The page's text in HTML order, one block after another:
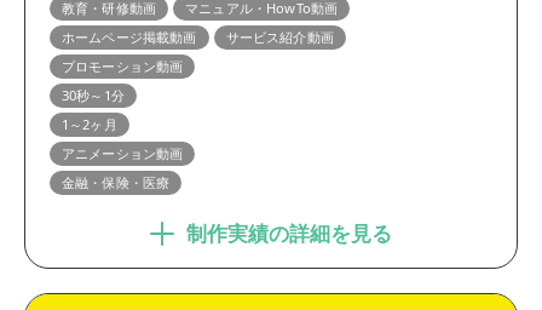
教育・研修動画
マニュアル・HowTo動画
ホームページ掲載動画
サービス紹介動画
プロモーション動画
30秒～1分
1～2ヶ月
アニメーション動画
金融・保険・医療
制作実績の詳細を見る